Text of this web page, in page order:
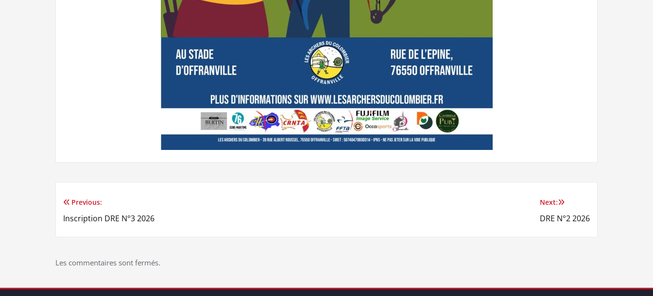
Navigation
Previous:
Inscription DRE N°3 2026
Next:
DRE N°2 2026
Les commentaires sont fermés.